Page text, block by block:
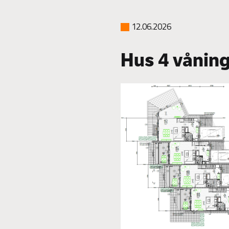
12.06.2026
Hus 4